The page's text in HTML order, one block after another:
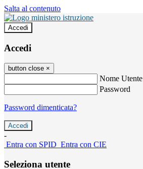
Salta al contenuto
Accedi
Accedi
button close ×
Nome Utente
Password
Password dimenticata?
-
Entra con SPID Entra con CIE
Seleziona utente